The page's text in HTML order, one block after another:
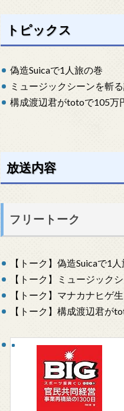
トピックス
偽造Suicaで1人旅の巻
ミュージックシーンを斬
構成渡辺君がtotoで105万
放送内容
フリートーク
【トーク】偽造Suicaで1
【トーク】ミュージック
【トーク】マナカナヒゲ
【トーク】構成渡辺君が